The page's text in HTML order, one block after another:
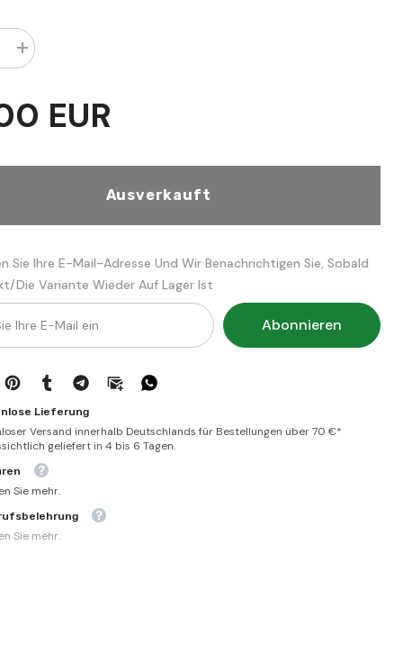
Menge
erhöhen
Ehlil
Hakika
الله
EUR
Ausverkauft
Sie Ihre E-Mail-Adresse Und Wir Benachrichtigen Sie, Sobald
die Variante Wieder Auf Lager Ist
Abonnieren
Lieferung
Versand innerhalb Deutschlands für Bestellungen über 70 €*
geliefert in 4 bis 6 Tagen.
Sie mehr.
Sie mehr.